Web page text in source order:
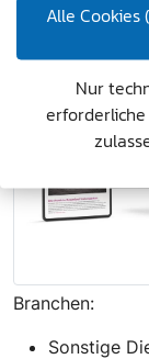
Branchen:
Sonstige
Alle
Nur
erforderliche